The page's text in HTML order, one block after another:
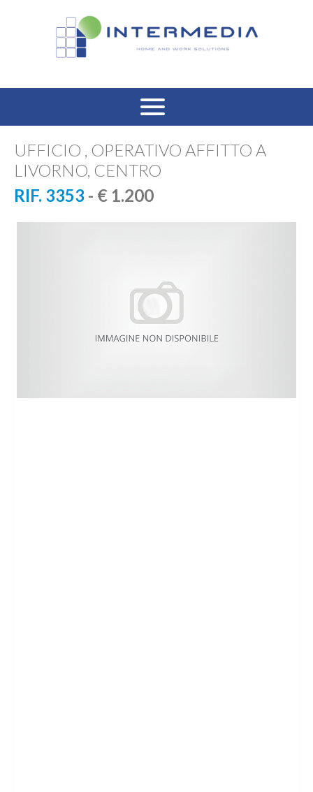
HOME
VENDITA RESIDENZIALE
UFFICIO , OPERATIVO AFFITTO A
LIVORNO, CENTRO
RIF. 3353 - € 1.200